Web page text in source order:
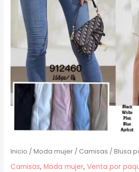
Inicio /Moda mujer / Camisas / Blusa
Camisas,Moda mujer,Venta por